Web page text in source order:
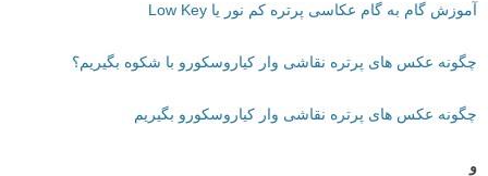
آموزش گام به گام عکاسی پرتره کم نور یا Low Key
چگونه عکس های پرتره نقاشی وار کیاروسکورو با شکوه بگیریم؟
چگونه عکس های پرتره نقاشی وار کیاروسکورو بگیریم
و